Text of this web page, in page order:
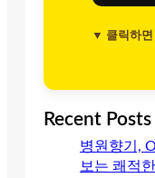
▼ 클릭하면
Recent Posts
병원향기,
보는 쾌적